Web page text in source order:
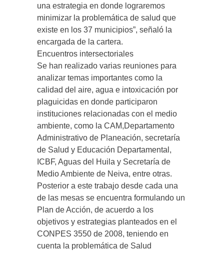
una estrategia en donde lograremos
minimizar la problemática de salud que
existe en los 37 municipios”, señaló la
encargada de la cartera.
Encuentros intersectoriales
Se han realizado varias reuniones para
analizar temas importantes como la
calidad del aire, agua e intoxicación por
plaguicidas en donde participaron
instituciones relacionadas con el medio
ambiente, como la CAM,Departamento
Administrativo de Planeación, secretaría
de Salud y Educación Departamental,
ICBF, Aguas del Huila y Secretaría de
Medio Ambiente de Neiva, entre otras.
Posterior a este trabajo desde cada una
de las mesas se encuentra formulando un
Plan de Acción, de acuerdo a los
objetivos y estrategias planteados en el
CONPES 3550 de 2008, teniendo en
cuenta la problemática de Salud